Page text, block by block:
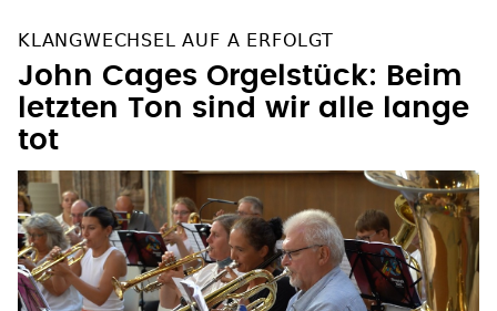
John Cages Orgelstück: Beim
letzten Ton sind wir alle lange
tot